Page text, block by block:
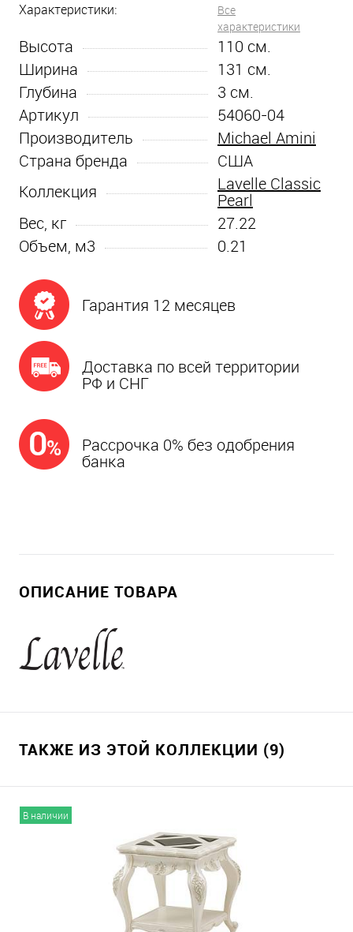
Характеристики:
Все
характеристики
Высота 110 см.
Ширина
131 см.
Глубина
3 см.
Артикул
54060-04
Производитель
Michael Amini
Страна бренда
США
Коллекция
Lavelle Classic
Pearl
Вес, кг
27.22
Объем, м3
0.21
Гарантия 12 месяцев
Доставка по всей территории
РФ и СНГ
Рассрочка 0% без одобрения
банка
ОПИСАНИЕ ТОВАРА
ТАКЖЕ ИЗ ЭТОЙ КОЛЛЕКЦИИ (9)
В наличии